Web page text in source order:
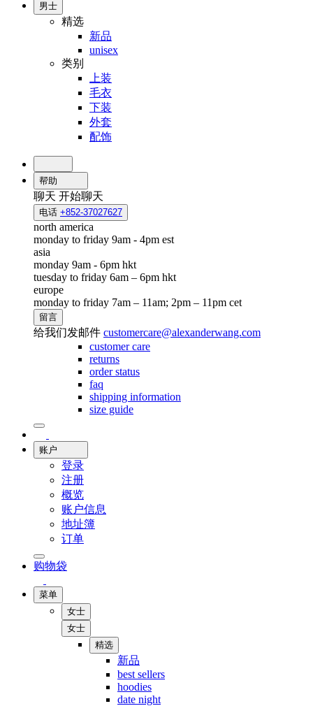
男士
精选
新品
unisex
类别
上装
毛衣
下装
外套
配饰
帮助
聊天 开始聊天
电话 +852-37027627
north america
monday to friday 9am - 4pm est
asia
monday 9am - 6pm hkt
tuesday to friday 6am – 6pm hkt
europe
monday to friday 7am – 11am; 2pm – 11pm cet
留言
给我们发邮件 customercare@alexanderwang.com
customer care
returns
order status
faq
shipping information
size guide
账户
登录
注册
概览
账户信息
地址簿
订单
购物袋
菜单
女士
女士
精选
新品
best sellers
hoodies
date night